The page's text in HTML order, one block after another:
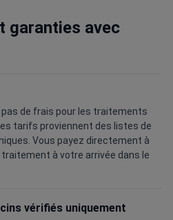
garanties avec
pas de frais pour les traitements
tarifs proviennent des listes de
Vous payez directement à
traitement à votre arrivée dans le
vérifiés uniquement